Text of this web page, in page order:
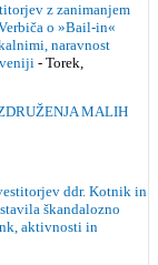
z zanimanjem
o »Bail-in«
naravnost
- Torek,
MALIH
ddr. Kotnik in
škandalozno
aktivnosti in